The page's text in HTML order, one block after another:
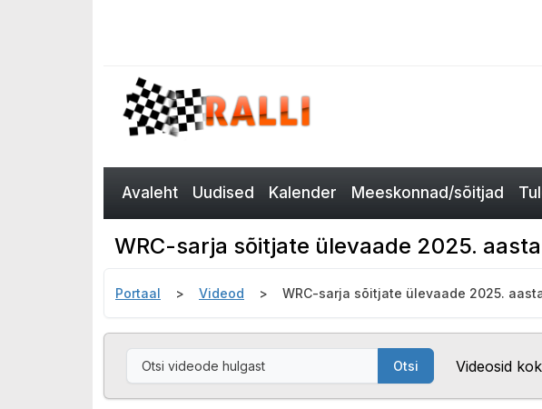
Avaleht Uudised Kalender Meeskonnad/sõitjad
WRC-sarja sõitjate ülevaade 2025.
Portaal Videod WRC-sarja sõitjate ülevaade 2025.
Otsi Videosid